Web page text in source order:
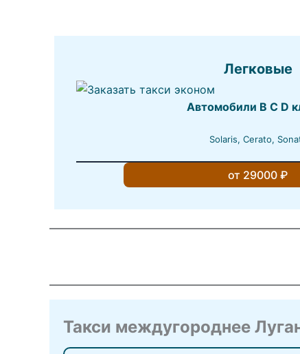
Легковые
Автомобили B C D
Solaris, Cerato,
от 29000 ₽
Такси междугороднее